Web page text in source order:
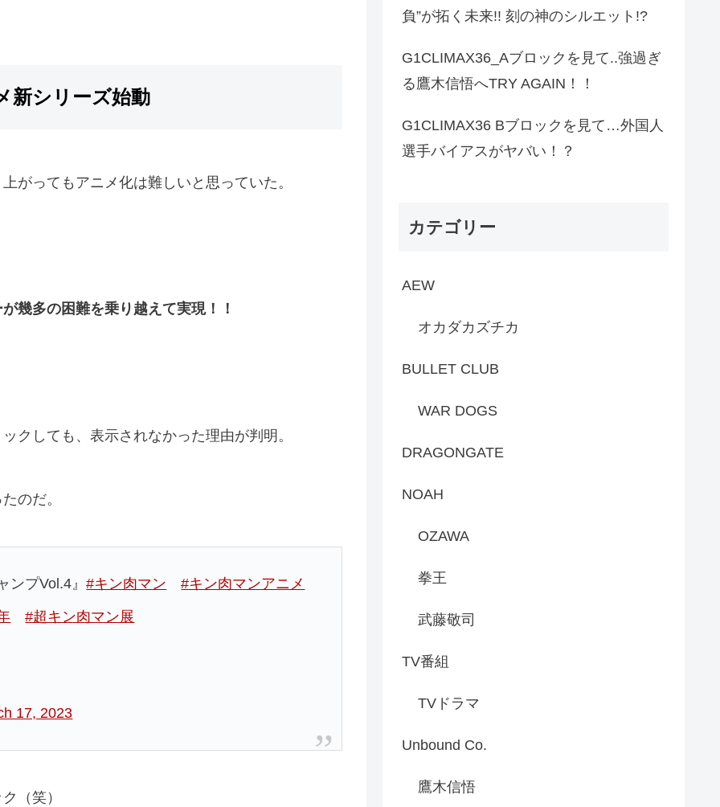
新シリーズ始動
がってもアニメ化は難しいと思っていた。
幾多の困難を乗り越えて実現！！
クしても、表示されなかった理由が判明。
のだ。
ンプVol.4』#キン肉マン #キン肉マンアニメ
#超キン肉マン展
17, 2023
（笑）
負”が拓く未来!! 刻の神のシルエット!?
G1CLIMAX36_Aブロックを見て..強過ぎ
る鷹木信悟へTRY AGAIN！！
G1CLIMAX36 Bブロックを見て…外国人
選手バイアスがヤバい！？
カテゴリー
AEW
オカダカズチカ
BULLET CLUB
WAR DOGS
DRAGONGATE
NOAH
OZAWA
拳王
武藤敬司
TV番組
TVドラマ
Unbound Co.
鷹木信悟